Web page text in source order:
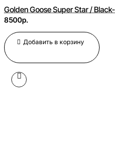
Golden Goose Super Star /
8500р.
Добавить в корзину